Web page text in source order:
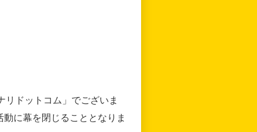
ドットコム」でございま
に幕を閉じることとなりま